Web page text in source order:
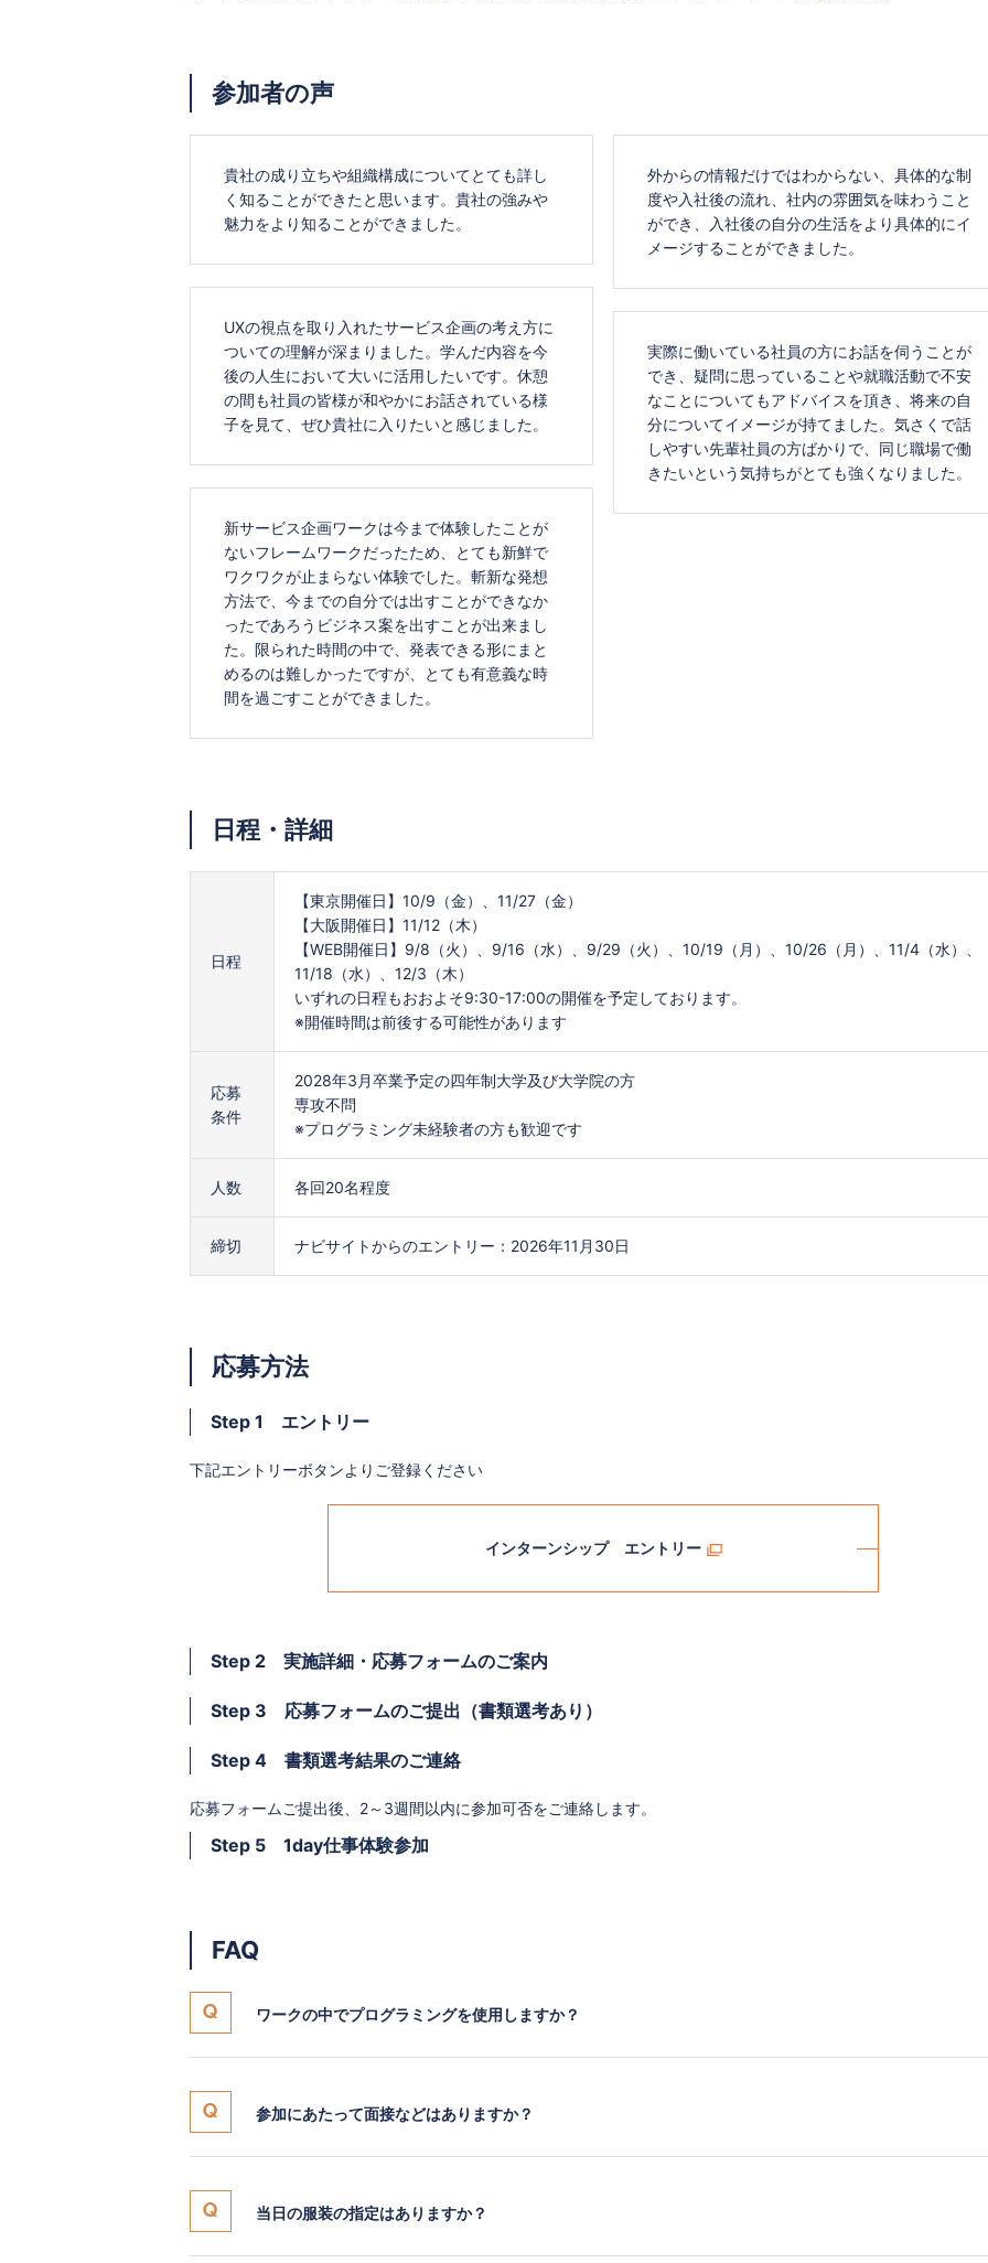
参加者の声
貴社の成り立ちや組織構成についてとても詳し
く知ることができたと思います。貴社の強みや
魅力をより知ることができました。
UXの視点を取り入れたサービス企画の考え方に
ついての理解が深まりました。学んだ内容を今
後の人生において大いに活用したいです。休憩
の間も社員の皆様が和やかにお話されている様
子を見て、ぜひ貴社に入りたいと感じました。
新サービス企画ワークは今まで体験したことが
ないフレームワークだったため、とても新鮮で
ワクワクが止まらない体験でした。斬新な発想
方法で、今までの自分では出すことができなか
ったであろうビジネス案を出すことが出来まし
た。限られた時間の中で、発表できる形にまと
めるのは難しかったですが、とても有意義な時
間を過ごすことができました。
外からの情報だけではわからない、具体的な制
度や入社後の流れ、社内の雰囲気を味わうこと
ができ、入社後の自分の生活をより具体的にイ
メージすることができました。
実際に働いている社員の方にお話を伺うことが
でき、疑問に思っていることや就職活動で不安
なことについてもアドバイスを頂き、将来の自
分についてイメージが持てました。気さくで話
しやすい先輩社員の方ばかりで、同じ職場で働
きたいという気持ちがとても強くなりました。
日程・詳細
日程
【東京開催日】10/9（金）、11/27（金）
【大阪開催日】11/12（木）
【WEB開催日】9/8（火）、9/16（水）、9/29（火）、10/19（月）、10/26（月）、11/4（水）、
11/18（水）、12/3（木）
いずれの日程もおおよそ9:30-17:00の開催を予定しております。
※開催時間は前後する可能性があります
応募
条件
2028年3月卒業予定の四年制大学及び大学院の方
専攻不問
※プログラミング未経験者の方も歓迎です
人数 各回20名程度
締切 ナビサイトからのエントリー：2026年11月30日
応募方法
Step 1 エントリー
下記エントリーボタンよりご登録ください
インターンシップ エントリー
Step 2 実施詳細・応募フォームのご案内
Step 3 応募フォームのご提出（書類選考あり）
Step 4 書類選考結果のご連絡
応募フォームご提出後、2～3週間以内に参加可否をご連絡します。
Step 5 1day仕事体験参加
FAQ
ワークの中でプログラミングを使用しますか？
参加にあたって面接などはありますか？
当日の服装の指定はありますか？